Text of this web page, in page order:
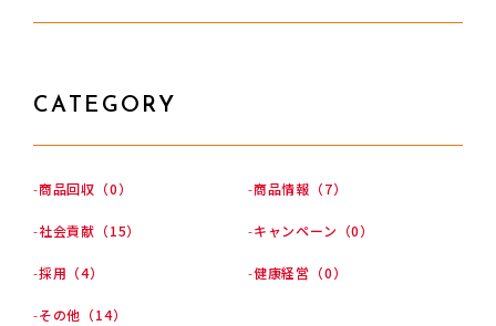
CATEGORY
商品回収（0） 商品情報（7）
社会貢献（15） キャンペーン（0）
採用（4） 健康経営（0）
その他（14）